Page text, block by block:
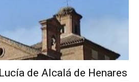
de Alcalá de Henares